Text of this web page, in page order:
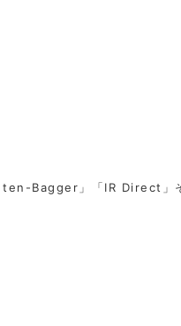
Bagger」「IR Direct」